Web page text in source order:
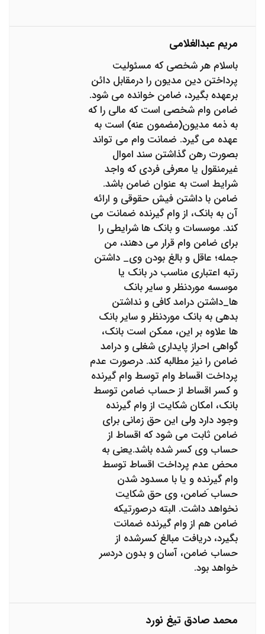
مریم عبدالغلامی
باسلام هر شخصی که مسئولیت
پرداختن دین مدیون را درمقابل دائن
برعهده بگیرد، ضامن خوانده می شود.
ضامن وام شخصی است که مالی را که
به ذمه مدیون(مضمون عنه) است به
عهده می گیرد. ضمانت وام می تواند
بصورت رهن گذاشتن سند اموال
غیرمنقول یا معرفی فردی که واجد
شرایط است به عنوان ضامن باشد.
ضامن با داشتن فیش حقوقی و ارائه
آن به بانک، از وام گیرنده ضمانت می
کند. موسسات و بانک ها شرایطی را
برای ضامن وام قرار می دهند، من
جمله؛ عاقل و بالغ بودن وی_ داشتن
رتبه اعتباری مناسب در بانک یا
موسسه موردنظر و سایر بانک
ها_داشتن درامد کافی و نداشتن
بدهی به بانک موردنظر و سایر بانک
ها علاوه بر این، ممکن است بانک،
گواهی احراز پایداری شغلی و درامد
ضامن را نیز مطالبه کند. درصورت عدم
پرداخت اقساط وام توسط وام گیرنده
و کسر اقساط از حساب ضامن توسط
بانک، امکان شکایت از وام گیرنده
وجود دارد ولی این حق زمانی برای
ضامن ثابت می شود که اقساط از
حساب وی کسر شده باشد.یعنی به
محض عدم پرداخت اقساط توسط
وام گیرنده و یا با مسدود شدن
حساب َضامن، وی حق شکایت
نخواهد داشت. البته درصورتیکه
ضامن هم از وام گیرنده ضمانت
بگیرد، دریافت مبالغ کسرشده از
حساب ضامن، آسان و بدون دردسر
خواهد بود.
محمد صادق تیغ نورد